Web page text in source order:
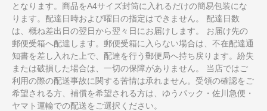
となります。商品をA4サイズ封筒に入れるだけの簡易包装にな
ります。配達日時および曜日の指定はできません。 配達日数
は、概ね差出日の翌日から翌々日にお届けします。 お届け先の
郵便受箱へ配達します。郵便受箱に入らない場合は、不在配達通
知書を差し入れた上で、配達を行う郵便局へ持ち戻ります。紛失
または破損した場合は、一切の保障がありません。 当店ではご
利用の際の配送事故に関する苦情は承れません。受領の確認をご
希望される方、補償を希望される方は、ゆうパック・佐川急便・
ヤマト運輸での配送をご選択ください。